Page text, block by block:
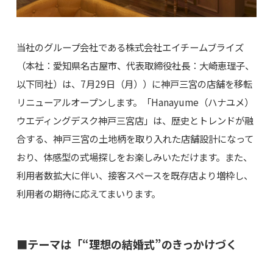
当社のグループ会社である株式会社エイチームブライズ
（本社：愛知県名古屋市、代表取締役社長：大崎恵理子、
以下同社）は、7月29日（月））に神戸三宮の店舗を移転
リニューアルオープンします。「Hanayume（ハナユメ）
ウエディングデスク神戸三宮店」は、歴史とトレンドが融
合する、神戸三宮の土地柄を取り入れた店舗設計になって
おり、体感型の式場探しをお楽しみいただけます。また、
利用者数拡大に伴い、接客スペースを既存店より増枠し、
利用者の期待に応えてまいります。
■テーマは「“理想の結婚式”のきっかけづく